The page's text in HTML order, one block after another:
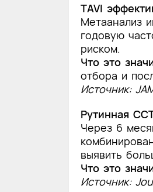
TAVI
Метаанализ
годовую
риском.
Что это
отбора и
Источник:
Рутинная
Через 6
выявить
Что это
Источник: